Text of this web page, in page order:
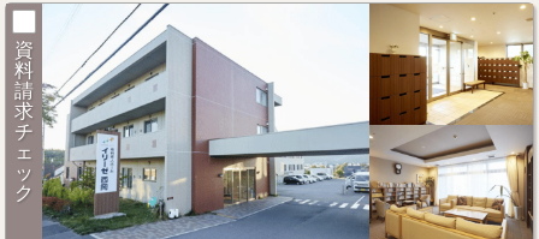
資
料
請
求
チ
ェ
ッ
ク